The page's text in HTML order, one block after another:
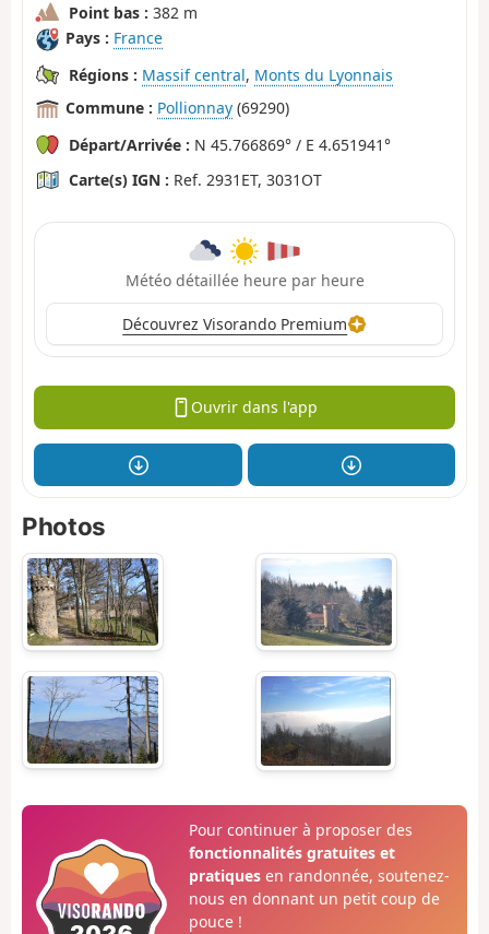
Point bas : 382 m
Pays : France
Régions : Massif central, Monts du Lyonnais
Commune : Pollionnay (69290)
Départ/Arrivée : N 45.766869° / E 4.651941°
Carte(s) IGN : Ref. 2931ET, 3031OT
Météo détaillée heure par heure
Découvrez Visorando Premium
Ouvrir dans l'app
Photos
Pour continuer à proposer des
fonctionnalités gratuites et
pratiquesen randonnée, soutenez-
nous en donnant un petit coup de
pouce !